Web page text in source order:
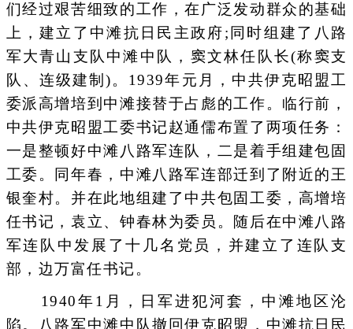
们经过艰苦细致的工作，在广泛发动群众的基础
上，建立了中滩抗日民主政府;同时组建了八路
军大青山支队中滩中队，窦文林任队长(称窦支
队、连级建制)。1939年元月，中共伊克昭盟工
委派高增培到中滩接替于占彪的工作。临行前，
中共伊克昭盟工委书记赵通儒布置了两项任务：
一是整顿好中滩八路军连队，二是着手组建包固
工委。同年春，中滩八路军连部迁到了附近的王
银奎村。并在此地组建了中共包固工委，高增培
任书记，袁立、钟春林为委员。随后在中滩八路
军连队中发展了十几名党员，并建立了连队支
部，边万富任书记。
1940年1月，日军进犯河套，中滩地区沦
陷。八路军中滩中队撤回伊克昭盟，中滩抗日民